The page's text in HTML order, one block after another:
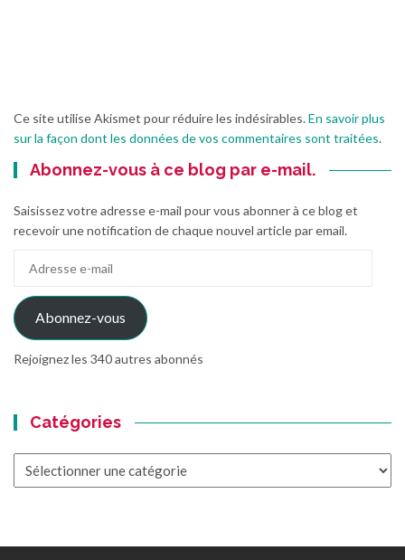
Ce site utilise Akismet pour réduire les indésirables.En savoir plus
sur la façon dont les données de vos commentaires sont traitées.
Abonnez-vous à ce blog par e-mail.
Saisissez votre adresse e-mail pour vous abonner à ce blog et
recevoir une notification de chaque nouvel article par email.
mail
Abonnez-vous
Rejoignez les 340 autres abonnés
Catégories